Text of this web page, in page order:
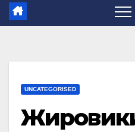
UNCATEGORISED